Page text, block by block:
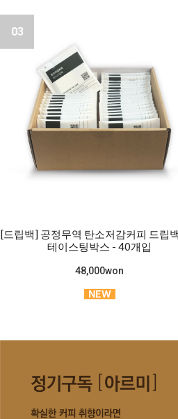
03
[드립백] 공정무역 탄소저감커피 드립
테이스팅박스 - 40개입
48,000won